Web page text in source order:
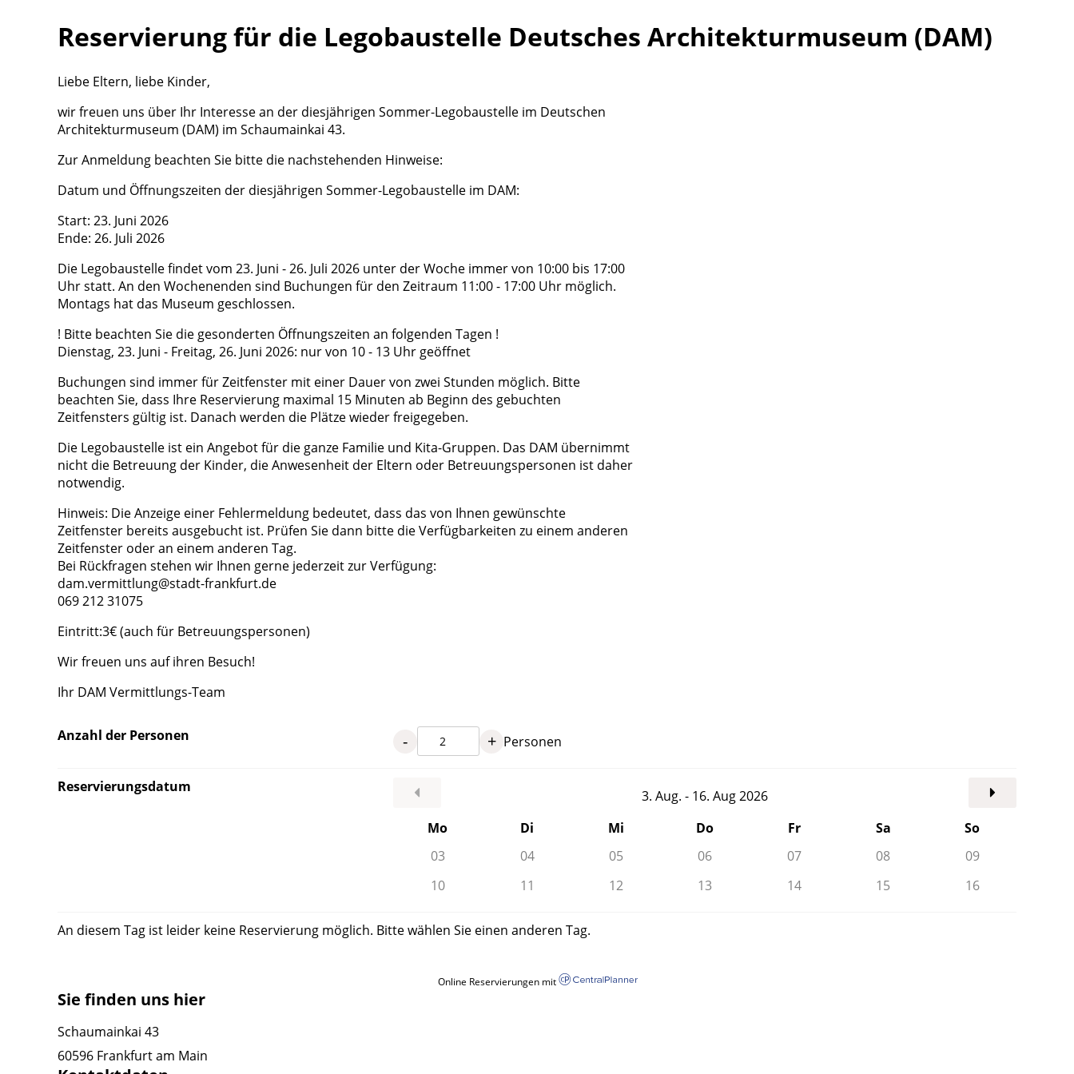
Reservierung für die Legobaustelle Deutsches Architekturmuseum (DAM)
Liebe Eltern, liebe Kinder,
wir freuen uns über Ihr Interesse an der diesjährigen Sommer-Legobaustelle im Deutschen
Architekturmuseum (DAM) im Schaumainkai 43.
Zur Anmeldung beachten Sie bitte die nachstehenden Hinweise:
Datum und Öffnungszeiten der diesjährigen Sommer-Legobaustelle im DAM:
Start: 23. Juni 2026
Ende: 26. Juli 2026
Die Legobaustelle findet vom 23. Juni - 26. Juli 2026 unter der Woche immer von 10:00 bis 17:00
Uhr statt. An den Wochenenden sind Buchungen für den Zeitraum 11:00 - 17:00 Uhr möglich.
Montags hat das Museum geschlossen.
! Bitte beachten Sie die gesonderten Öffnungszeiten an folgenden Tagen !
Dienstag, 23. Juni - Freitag, 26. Juni 2026: nur von 10 - 13 Uhr geöffnet
Buchungen sind immer für Zeitfenster mit einer Dauer von zwei Stunden möglich. Bitte
beachten Sie, dass Ihre Reservierung maximal 15 Minuten ab Beginn des gebuchten
Zeitfensters gültig ist. Danach werden die Plätze wieder freigegeben.
Die Legobaustelle ist ein Angebot für die ganze Familie und Kita-Gruppen. Das DAM übernimmt
nicht die Betreuung der Kinder, die Anwesenheit der Eltern oder Betreuungspersonen ist daher
notwendig.
Hinweis: Die Anzeige einer Fehlermeldung bedeutet, dass das von Ihnen gewünschte
Zeitfenster bereits ausgebucht ist. Prüfen Sie dann bitte die Verfügbarkeiten zu einem anderen
Zeitfenster oder an einem anderen Tag.
Bei Rückfragen stehen wir Ihnen gerne jederzeit zur Verfügung:
dam.vermittlung@stadt-frankfurt.de
069 212 31075
Eintritt:3€ (auch für Betreuungspersonen)
Wir freuen uns auf ihren Besuch!
Ihr DAM Vermittlungs-Team
Anzahl der Personen - + Personen
Reservierungsdatum
3. Aug. - 16. Aug 2026
Mo
Di Mi Do Fr Sa
So
03
04 05 06 07 08
09
10
11 12 13 14 15 16
An diesem Tag ist leider keine Reservierung möglich. Bitte wählen Sie einen anderen Tag.
Online Reservierungen mit
Sie finden uns hier
Schaumainkai 43
60596 Frankfurt am Main